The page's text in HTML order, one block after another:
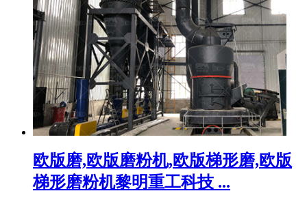
欧版磨,欧版磨粉机,欧版梯形磨,欧版
梯形磨粉机黎明重工科技 ...